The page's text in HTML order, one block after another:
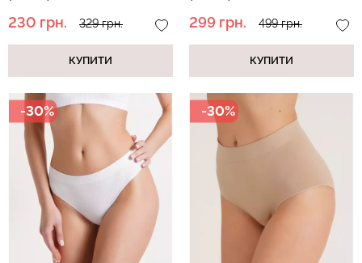
230 грн. 329 грн.
КУПИТИ
299 грн. 499 грн.
КУПИТИ
-30% -30%